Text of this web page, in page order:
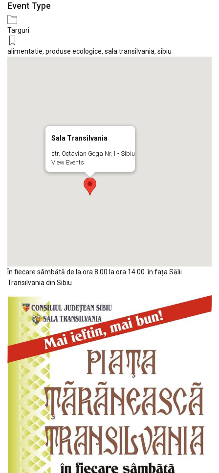
Event Type
Targuri
alimentatie, produse ecologice, sala transilvania, sibiu
Sala Transilvania
str. Octavian Goga Nr.1 - Sibiu
View Events
În fiecare sâmbătă de la ora 8.00 la ora 14.00 în fața Sălii
Transilvania din Sibiu